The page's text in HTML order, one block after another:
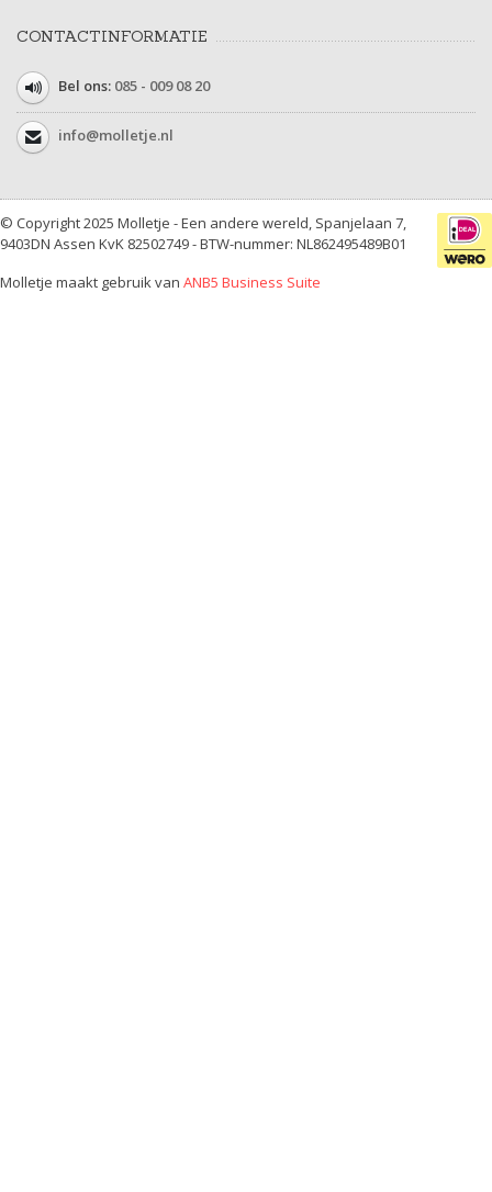
CONTACTINFORMATIE
Bel ons: 085 - 009 08 20
info@molletje.nl
© Copyright 2025 Molletje - Een andere wereld, Spanjelaan 7,
9403DN Assen KvK 82502749 - BTW-nummer: NL862495489B01
Molletje maakt gebruik van ANB5 Business Suite